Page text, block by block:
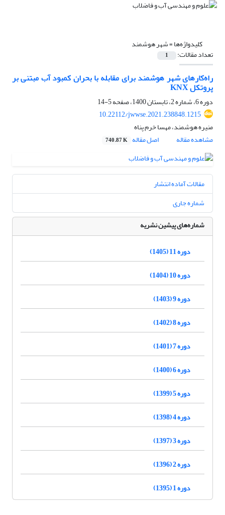
کلیدواژه‌ها =شهر هوشمند
تعداد مقالات: 1
راه‌کارهای شهر هوشمند برای مقابله با بحران کمبود آب مبتنی بر
پروتکل KNX
دوره 6، شماره 2، تابستان 1400، صفحه
5-14
10.22112/jwwse.2021.238848.1215
منیره هوشمند، مهسا خرم پناه
مشاهده مقاله
اصل مقاله 740.87 K
مقالات آماده انتشار
شماره جاری
شماره‌های پیشین نشریه
دوره 11 (1405)
دوره 10 (1404)
دوره 9 (1403)
دوره 8 (1402)
دوره 7 (1401)
دوره 6 (1400)
دوره 5 (1399)
دوره 4 (1398)
دوره 3 (1397)
دوره 2 (1396)
دوره 1 (1395)